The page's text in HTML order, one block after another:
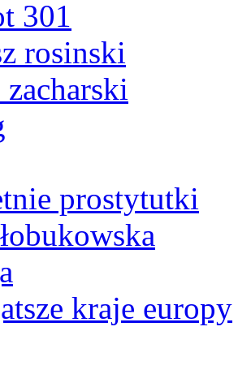
301
rosinski
prostytutki
kraje europy